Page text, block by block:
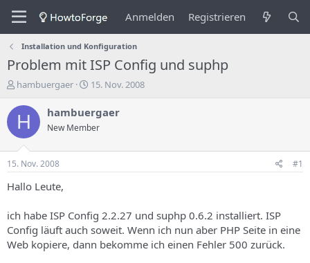
Anmelden Registrieren
Installation und Konfiguration
Problem mit ISP Config und suphp
E
s
e
e
r
s
T
h
hambuergaer
E
s
e
d
a
t
15. Nov. 2008
H hambuergaer
New Member
15. Nov. 2008 #1
Hallo Leute,
ich habe ISP Config 2.2.27 und suphp 0.6.2 installiert. ISP
Config läuft auch soweit. Wenn ich nun aber PHP Seite in eine
Web kopiere, dann bekomme ich einen Fehler 500 zurück.